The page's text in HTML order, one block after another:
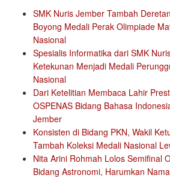
SMK Nuris Jember Tambah
Boyong Medali Perak Olimpiade
Nasional
Spesialis Informatika dari SMK
Ketekunan Menjadi Medali
Nasional
Dari Ketelitian Membaca Lahir
OSPENAS Bidang Bahasa
Jember
Konsisten di Bidang PKN, Wakil
Tambah Koleksi Medali Nasional
Nita Arini Rohmah Lolos Semifinal
Bidang Astronomi, Harumkan